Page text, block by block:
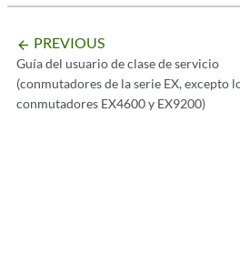
arrow_backward PREVIOUS
Guía del usuario de clase de servicio
(conmutadores de la serie EX, excepto
conmutadores EX4600 y EX9200)